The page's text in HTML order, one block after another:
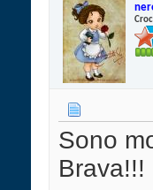
Sono
Brava!!!